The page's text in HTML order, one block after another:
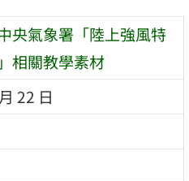
央氣象署「陸上強風特
相關教學素材
22 日